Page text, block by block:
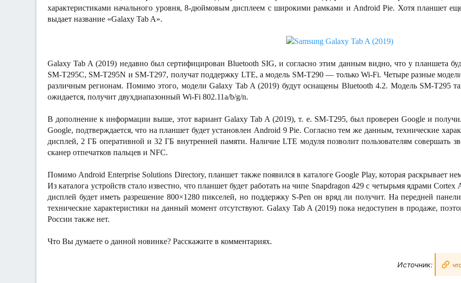
характеристиками начального уровня, 8-дюймовым дисплеем с широкими рамками и Android Pie. Хотя планшет
выдает название «Galaxy Tab A».
Galaxy Tab A (2019) недавно был сертифицирован Bluetooth SIG, и согласно этим данным видно, что у планшета
SM-T295C, SM-T295N и SM-T297, получат поддержку LTE, а модель SM-T290 — только Wi-Fi. Четыре разные
различным регионам. Помимо этого, модели Galaxy Tab A (2019) будут оснащены Bluetooth 4.2. Модель SM-T295
ожидается, получит двухдиапазонный Wi-Fi 802.11a/b/g/n.
В дополнение к информации выше, этот вариант Galaxy Tab A (2019), т. е. SM-T295, был проверен Google и
Google, подтверждается, что на планшет будет установлен Android 9 Pie. Согласно тем же данным, технические
дисплей, 2 ГБ оперативной и 32 ГБ внутренней памяти. Наличие LTE модуля позволит пользователям совершать
сканер отпечатков пальцев и NFC.
Помимо Android Enterprise Solutions Directory, планшет также появился в каталоге Google Play, которая раскрывает
Из каталога устройств стало известно, что планшет будет работать на чипе Snapdragon 429 с четырьмя ядрами
дисплей будет иметь разрешение 800×1280 пикселей, но поддержку S-Pen он вряд ли получит. На передней
технические характеристики на данный момент отсутствуют. Galaxy Tab A (2019) пока недоступен в продаже,
России также нет.
Что Вы думаете о данной новинке? Расскажите в комментариях.​
Источник: